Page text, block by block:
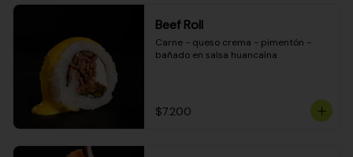
Beef Roll
Carne - queso crema - pimentón -
bañado en salsa huancaína
$7.200